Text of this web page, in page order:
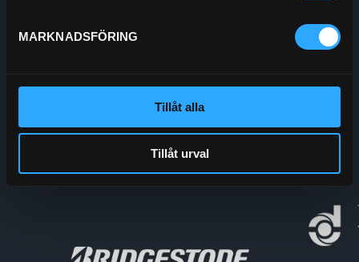
MARKNADSFÖRING
Tillåt alla
Tillåt urval
E-post:
Order@enskedehydraul.se
Adress: Box 70
Org.nr: